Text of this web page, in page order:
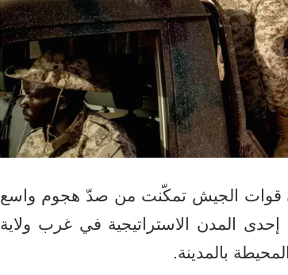
قوات الجيش تمكّنت من صدّ هجوم واسع
إحدى المدن الاستراتيجية في غرب ولاية
بالمدينة.